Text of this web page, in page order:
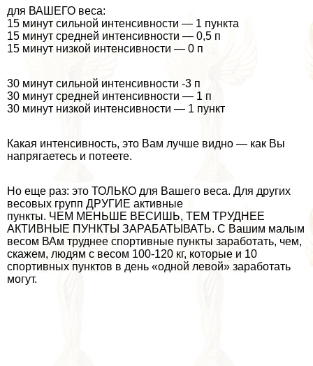
для ВАШЕГО веса:
15 минут сильной интенсивности — 1 пункта
15 минут средней интенсивности — 0,5 п
15 минут низкой интенсивности — 0 п
30 минут сильной интенсивности -3 п
30 минут средней интенсивности — 1 п
30 минут низкой интенсивности — 1 пункт
Какая интенсивность, это Вам лучше видно — как Вы
напрягаетесь и потеете.
Но еще раз: это ТОЛЬКО для Вашего веса. Для других
весовых групп ДРУГИЕ активные
пункты. ЧЕМ МЕНЬШЕ ВЕСИШЬ, ТЕМ ТРУДНЕЕ
АКТИВНЫЕ ПУНКТЫ ЗАРАБАТЫВАТЬ. С Вашим малым
весом ВАм труднее спортивные пункты заработать, чем,
скажем, людям с весом 100-120 кг, которые и 10
спортивных пунктов в день «одной левой» заработать
могут.